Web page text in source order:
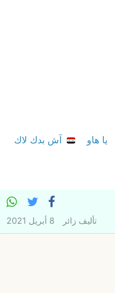
يا هاو
آش بدك لاك
تأليف زائر 8 أبريل 2021